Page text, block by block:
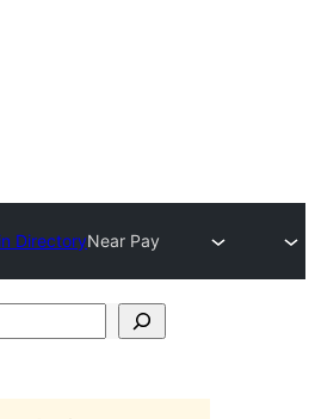
DirectoryNear Pay